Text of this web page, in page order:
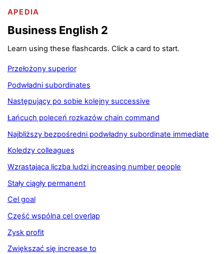
APEDIA
Business English 2
Learn using these flashcards. Click a card to start.
Przełożony superior
Podwładni subordinates
Następujący po sobie kolejny successive
Łańcuch poleceń rozkazów chain command
Najbliższy bezpośredni podwładny subordinate immediate
Koledzy colleagues
Wzrastająca liczba ludzi increasing number people
Stały ciągły permanent
Cel goal
Część wspólna cel overlap
Zysk profit
Zwiększać się increase to